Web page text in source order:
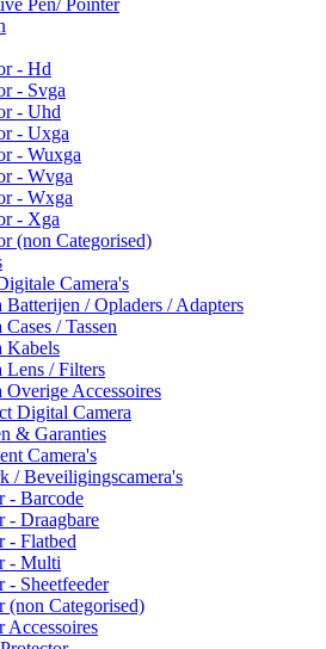
- Hd
- Svga
- Uhd
- Uxga
- Wuxga
- Wvga
- Wxga
- Xga
(non Categorised)
Camera's
Batterijen / Opladers / Adapters
Cases / Tassen
Kabels
Lens / Filters
Overige Accessoires
Digital Camera
& Garanties
Camera's
/ Beveiligingscamera's
- Barcode
- Draagbare
- Flatbed
- Multi
- Sheetfeeder
(non Categorised)
Accessoires